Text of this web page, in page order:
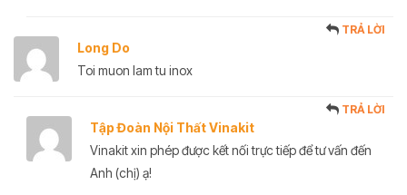
Long Do
TRẢ LỜI
Toi muon lam tu inox
Tập Đoàn Nội Thất Vinakit
TRẢ LỜI
Vinakit xin phép được kết nối trực tiếp để tư vấn đến
Anh (chị) ạ!